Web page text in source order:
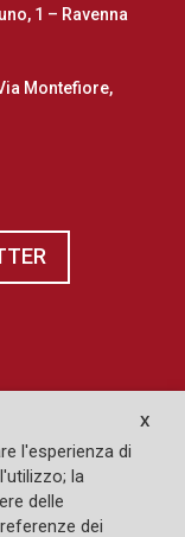
1 – Ravenna
Montefiore,
X
l'esperienza di
la
delle
dei